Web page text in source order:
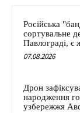
Російська
сортувальне
Павлограді, є
07.08.2026
Дрон
народження
узбережжя